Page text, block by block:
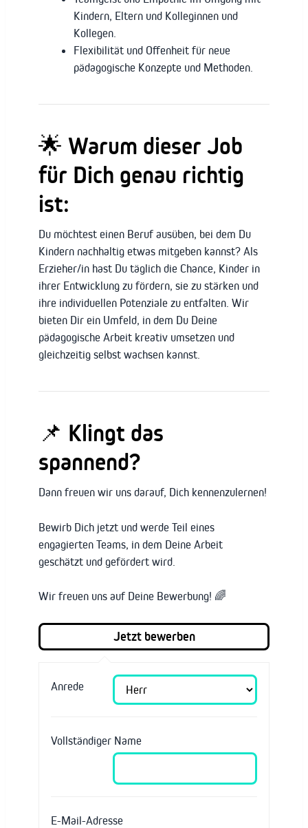
Kindern, Eltern und Kolleginnen und
Kollegen.
Flexibilität und Offenheit für neue
pädagogische Konzepte und Methoden.
🌟 Warum dieser Job
für Dich genau richtig
ist:
Du möchtest einen Beruf ausüben, bei dem Du
Kindern nachhaltig etwas mitgeben kannst? Als
Erzieher/in hast Du täglich die Chance, Kinder in
ihrer Entwicklung zu fördern, sie zu stärken und
ihre individuellen Potenziale zu entfalten. Wir
bieten Dir ein Umfeld, in dem Du Deine
pädagogische Arbeit kreativ umsetzen und
gleichzeitig selbst wachsen kannst.
📌 Klingt das
spannend?
Dann freuen wir uns darauf, Dich kennenzulernen!
Bewirb Dich jetzt und werde Teil eines
engagierten Teams, in dem Deine Arbeit
geschätzt und gefördert wird.
Wir freuen uns auf Deine Bewerbung! 🌈
Anrede
Vollständiger Name
E-Mail-Adresse